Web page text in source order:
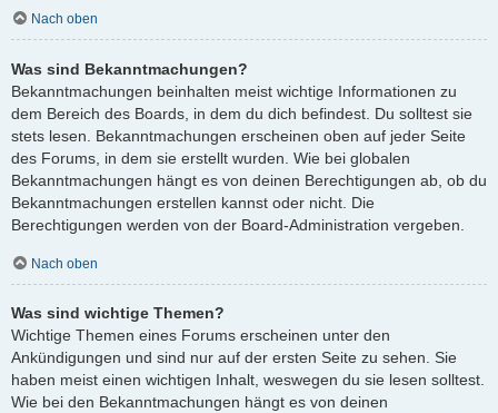
Nach oben
Was sind Bekanntmachungen?
Bekanntmachungen beinhalten meist wichtige Informationen zu
dem Bereich des Boards, in dem du dich befindest. Du solltest sie
stets lesen. Bekanntmachungen erscheinen oben auf jeder Seite
des Forums, in dem sie erstellt wurden. Wie bei globalen
Bekanntmachungen hängt es von deinen Berechtigungen ab, ob du
Bekanntmachungen erstellen kannst oder nicht. Die
Berechtigungen werden von der Board-Administration vergeben.
Nach oben
Was sind wichtige Themen?
Wichtige Themen eines Forums erscheinen unter den
Ankündigungen und sind nur auf der ersten Seite zu sehen. Sie
haben meist einen wichtigen Inhalt, weswegen du sie lesen solltest.
Wie bei den Bekanntmachungen hängt es von deinen